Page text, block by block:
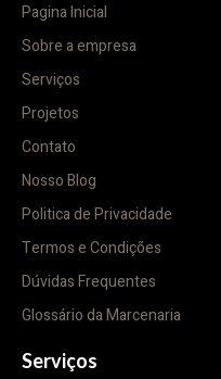
Pagina Inicial
Sobre a empresa
Serviços
Projetos
Contato
Nosso Blog
Politica de Privacidade
Termos e Condições
Dúvidas Frequentes
Glossário da Marcenaria
Serviços